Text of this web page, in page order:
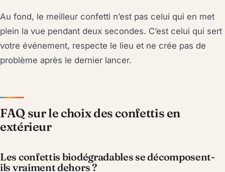
Au fond, le meilleur confetti n’est pas celui qui en met
plein la vue pendant deux secondes. C’est celui qui sert
votre événement, respecte le lieu et ne crée pas de
problème après le dernier lancer.
FAQ sur le choix des confettis en
extérieur
Les confettis biodégradables se décomposent-
ils vraiment dehors ?